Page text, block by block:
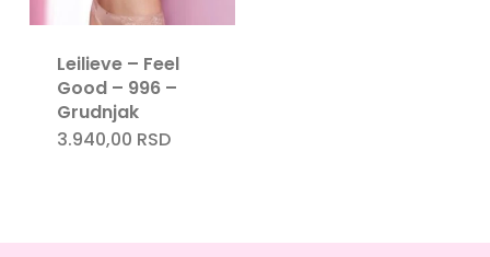
Leilieve – Feel
Good – 996 –
Grudnjak
3.940,00 RSD